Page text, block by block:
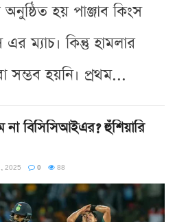
হয় পাঞ্জাব কিংস
এর ম্যাচ। কিন্তু হামলার
সম্ভব হয়নি। প্রথম...
না বিসিসিআইএর? হুঁশিয়ারি
2025 0 88